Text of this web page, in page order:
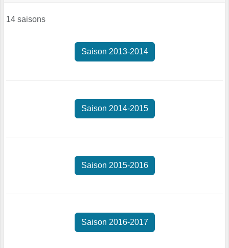
14 saisons
Saison 2013-2014
Saison 2014-2015
Saison 2015-2016
Saison 2016-2017